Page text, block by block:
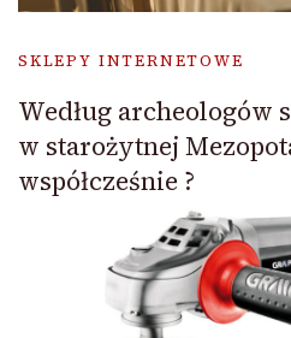
SKLEPY INTERNETOWE
Według archeologów
w starożytnej
współcześnie ?